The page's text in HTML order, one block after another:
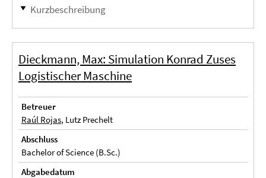
Kurzbeschreibung
Dieckmann, Max: Simulation Konrad Zuses
Logistischer Maschine
Betreuer
Raúl Rojas, Lutz Prechelt
Abschluss
Bachelor of Science (B.Sc.)
Abgabedatum